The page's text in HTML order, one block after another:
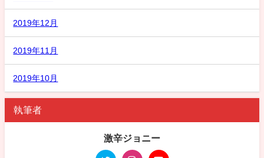
2019年12月
2019年11月
2019年10月
執筆者
激辛ジョニー